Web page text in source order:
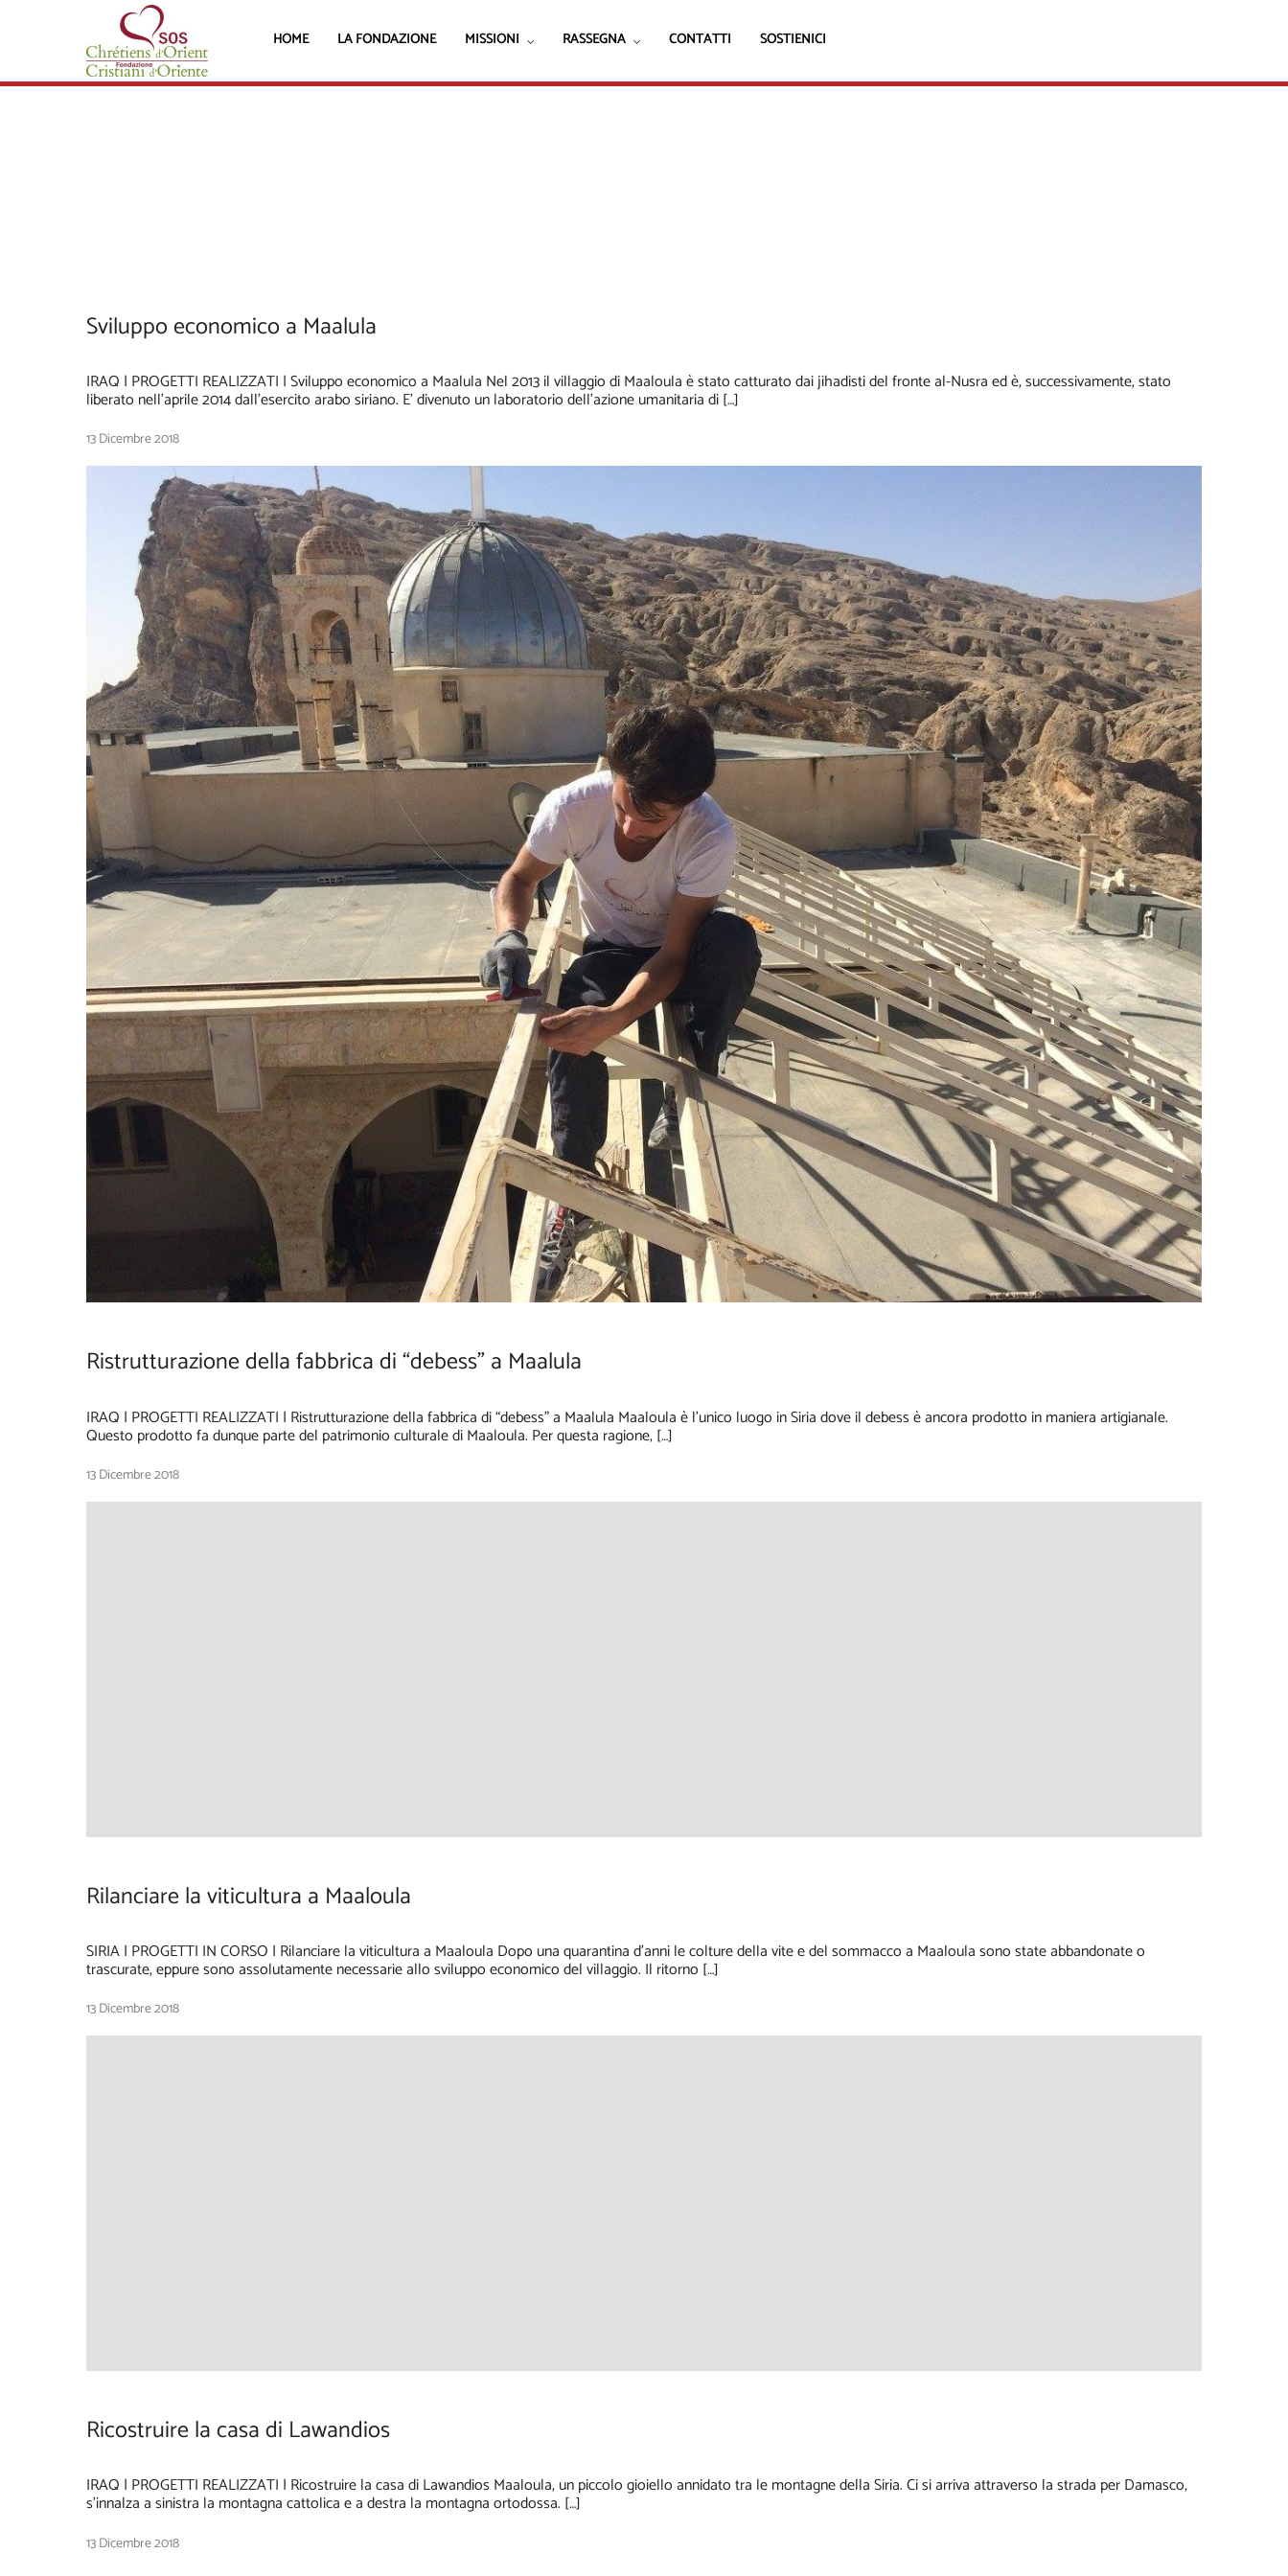
HOME LA FONDAZIONE MISSIONI RASSEGNA CONTATTI SOSTIENICI
Sviluppo economico a Maalula
IRAQ | PROGETTI REALIZZATI | Sviluppo economico a Maalula Nel 2013 il villaggio di Maaloula è stato catturato dai jihadisti del fronte al-Nusra ed è, successivamente, stato
liberato nell’aprile 2014 dall’esercito arabo siriano. E’ divenuto un laboratorio dell’azione umanitaria di […]
13 Dicembre 2018
Ristrutturazione della fabbrica di “debess” a Maalula
IRAQ | PROGETTI REALIZZATI | Ristrutturazione della fabbrica di “debess” a Maalula Maaloula è l’unico luogo in Siria dove il debess è ancora prodotto in maniera artigianale.
Questo prodotto fa dunque parte del patrimonio culturale di Maaloula. Per questa ragione, […]
13 Dicembre 2018
Rilanciare la viticultura a Maaloula
SIRIA | PROGETTI IN CORSO | Rilanciare la viticultura a Maaloula Dopo una quarantina d’anni le colture della vite e del sommacco a Maaloula sono state abbandonate o
trascurate, eppure sono assolutamente necessarie allo sviluppo economico del villaggio. Il ritorno […]
13 Dicembre 2018
Ricostruire la casa di Lawandios
IRAQ | PROGETTI REALIZZATI | Ricostruire la casa di Lawandios Maaloula, un piccolo gioiello annidato tra le montagne della Siria. Ci si arriva attraverso la strada per Damasco,
s’innalza a sinistra la montagna cattolica e a destra la montagna ortodossa. […]
13 Dicembre 2018
info@fondazionesoscristianidori
ente.it